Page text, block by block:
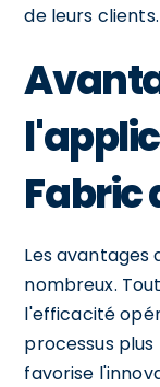
de leurs clients.
Fabric
Les avantages
nombreux.
l'efficacité
processus
favorise